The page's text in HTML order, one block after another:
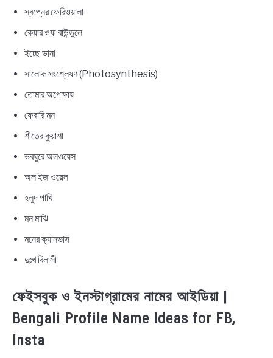
স্বপ্নের ফেরিওয়ালা
কেয়ার ওফ বাউন্ডুলে
ইচ্ছে ডানা
সালোক সংশ্লেষণ (Photosynthesis)
তোমার অপেক্ষায়
ফেরারি মন
শীতের কুয়াশা
ভবঘুরে অলওয়েস
অল ইজ ওয়েল
হলুদ পাখি
মন মাঝি
মনের ক্যানভাস
দুঃখ বিলাসী
ফেইসবুক ও ইনস্টাগ্রামের নামের আইডিয়া |
Bengali Profile Name Ideas for FB,
Insta